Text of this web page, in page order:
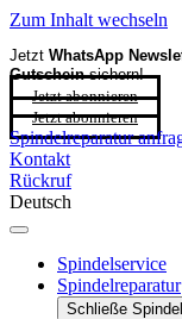
Zum Inhalt wechseln
Jetzt WhatsApp
Gutscheinsichern!
Jetzt abonnieren
Jetzt abonnieren
Spindelreparatur
Kontakt
Rückruf
Deutsch
Spindelservice
Spindelreparatur
Schließe